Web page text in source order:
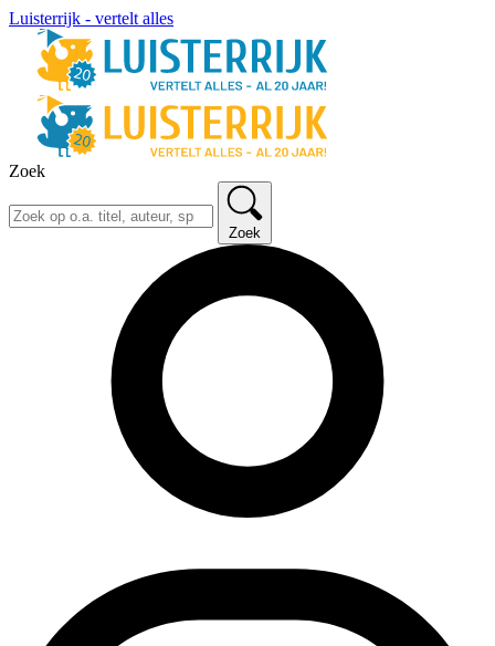
Luisterrijk - vertelt alles
Zoek
Zoek